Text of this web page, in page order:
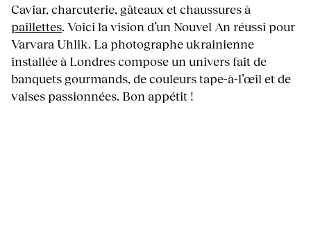
Caviar, charcuterie, gâteaux et chaussures à
paillettes. Voici la vision d’un Nouvel An réussi pour
Varvara Uhlik. La photographe ukrainienne
installée à Londres compose un univers fait de
banquets gourmands, de couleurs tape-à-l’œil et de
valses passionnées. Bon appétit !